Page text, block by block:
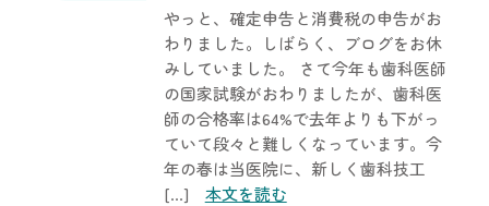
やっと、確定申告と消費税の申告がお
わりました。しばらく、ブログをお休
みしていました。 さて今年も歯科医師
の国家試験がおわりましたが、歯科医
師の合格率は64%で去年よりも下がっ
ていて段々と難しくなっています。今
年の春は当医院に、新しく歯科技工
[…] 本文を読む